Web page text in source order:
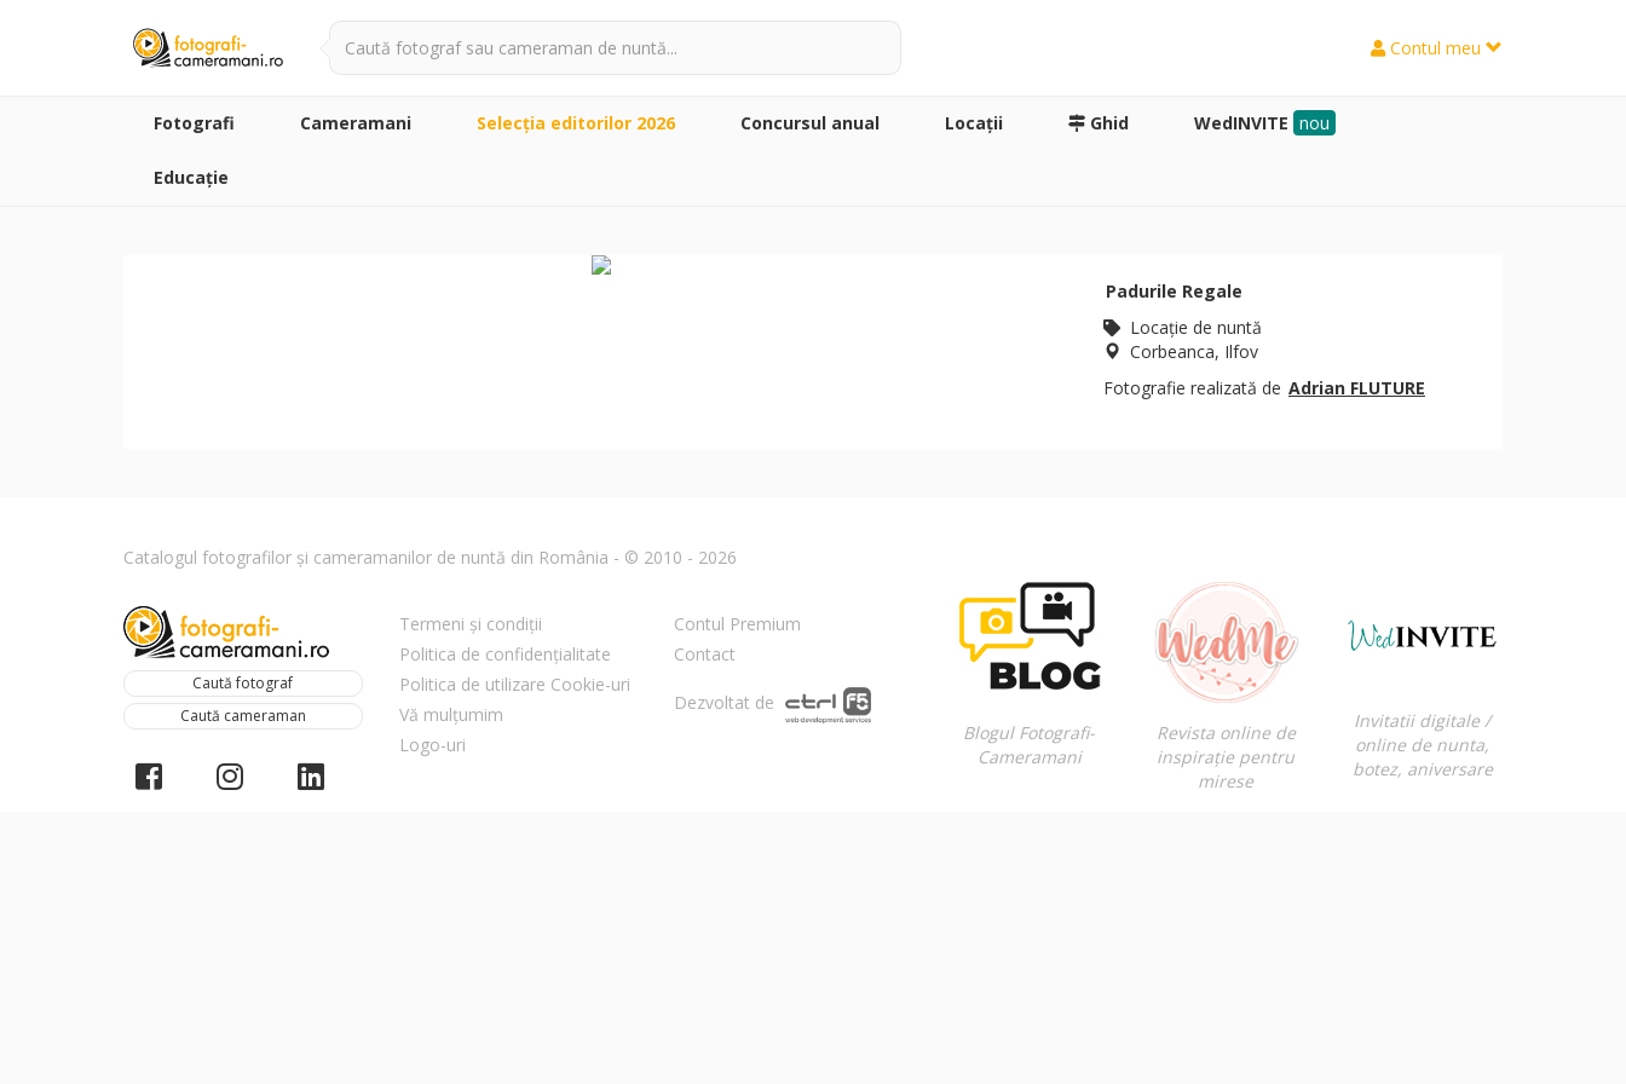
Contul meu
Fotografi Cameramani Selecţia editorilor 2026 Concursul anual Locaţii Ghid WedINVITE nou
Educație
Padurile Regale
Locaţie de nuntă
Corbeanca, Ilfov
Fotografie realizată de Adrian FLUTURE
Catalogul fotografilor și cameramanilor de nuntă din România - © 2010 - 2026
Caută fotograf
Caută cameraman
Termeni și condiții
Politica de confidențialitate
Politica de utilizare Cookie-uri
Vă mulțumim
Logo-uri
Contul Premium
Contact
Dezvoltat de
Blogul Fotografi-
Cameramani
Revista online de
inspirație pentru
mirese
Invitatii digitale /
online de nunta,
botez, aniversare